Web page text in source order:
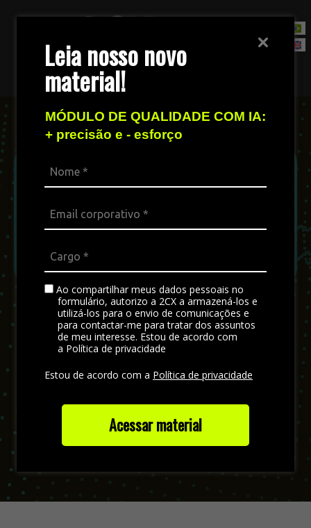
Leia nosso novo
material!
MÓDULO DE QUALIDADE COM IA:
+ precisão e - esforço
Ao compartilhar meus dados pessoais no
formulário, autorizo a 2CX a armazená-los e
utilizá-los para o envio de comunicações e
para contactar-me para tratar dos assuntos
de meu interesse. Estou de acordo com
a Política de privacidade
Estou de acordo com a Política de privacidade
Acessar material
Fale com nossa equipe de vendas
Aumento de 65% na retenção de
chamadas em uma seguradora
grande seguradora a diminuir o alto índice de
central de atendimento humano.